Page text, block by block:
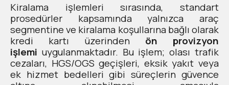
Kiralama işlemleri sırasında, standart
prosedürler kapsamında yalnızca araç
segmentine ve kiralama koşullarına bağlı olarak
kredi kartı üzerinden ön provizyon
işlemi uygulanmaktadır. Bu işlem; olası trafik
cezaları, HGS/OGS geçişleri, eksik yakıt veya
ek hizmet bedelleri gibi süreçlerin güvence